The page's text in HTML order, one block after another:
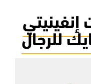
للرجال